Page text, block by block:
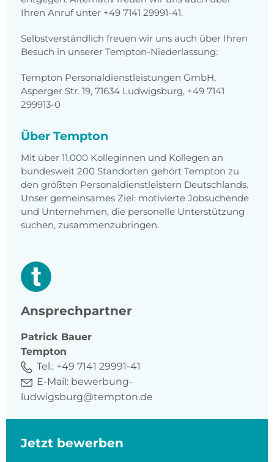
Ihren Anruf unter +49 7141 29991-41.
Selbstverständlich freuen wir uns auch über Ihren
Besuch in unserer Tempton-Niederlassung:
Tempton Personaldienstleistungen GmbH,
Asperger Str. 19, 71634 Ludwigsburg, +49 7141
299913-0
Über Tempton
Mit über 11.000 Kolleginnen und Kollegen an
bundesweit 200 Standorten gehört Tempton zu
den größten Personaldienstleistern Deutschlands.
Unser gemeinsames Ziel: motivierte Jobsuchende
und Unternehmen, die personelle Unterstützung
suchen, zusammenzubringen.
Ansprechpartner
Patrick Bauer
Tempton
Tel.: +49 7141 29991-41
E-Mail: bewerbung-
ludwigsburg@tempton.de
Jetzt bewerben